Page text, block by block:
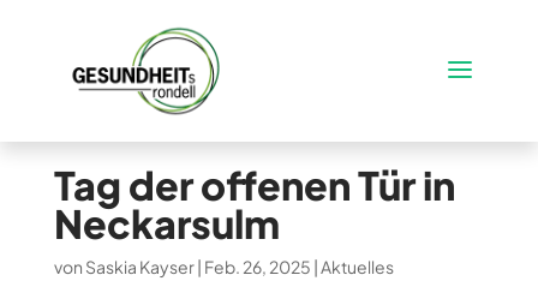
Tag der offenen Tür in
Neckarsulm
von Saskia Kayser| Feb. 26, 2025 |Aktuelles